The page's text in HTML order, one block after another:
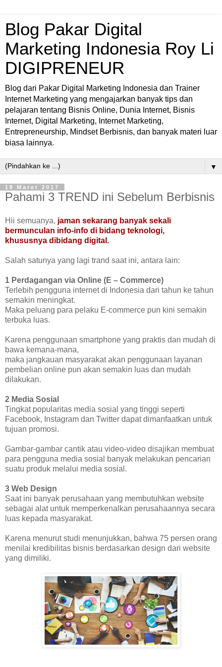
Blog Pakar Digital
Marketing Indonesia Roy Li
DIGIPRENEUR
Blog dari Pakar Digital Marketing Indonesia dan Trainer
Internet Marketing yang mengajarkan banyak tips dan
pelajaran tentang Bisnis Online, Dunia Internet, Bisnis
Internet, Digital Marketing, Internet Marketing,
Entrepreneurship, Mindset Berbisnis, dan banyak materi luar
biasa lainnya.
▼
18 Maret 2017
Pahami 3 TREND ini Sebelum Berbisnis
Hii semuanya, jaman sekarang banyak sekali
bermunculan info-info di bidang teknologi,
khususnya dibidang digital.
Salah satunya yang lagi trand saat ini, antara lain:
1 Perdagangan via Online (E – Commerce)
Terlebih pengguna internet di Indonesia dari tahun ke tahun
semakin meningkat.
Maka peluang para pelaku E-commerce pun kini semakin
terbuka luas.
Karena penggunaan smartphone yang praktis dan mudah di
bawa kemana-mana,
maka jangkauan masyarakat akan penggunaan layanan
pembelian online pun akan semakin luas dan mudah
dilakukan.
2 Media Sosial
Tingkat popularitas media sosial yang tinggi seperti
Facebook, Instagram dan Twitter dapat dimanfaatkan untuk
tujuan promosi.
Gambar-gambar cantik atau video-video disajikan membuat
para pengguna media sosial banyak melakukan pencarian
suatu produk melalui media sosial.
3 Web Design
Saat ini banyak perusahaan yang membutuhkan website
sebagai alat untuk memperkenalkan perusahaannya secara
luas kepada masyarakat.
Karena menurut studi menunjukkan, bahwa 75 persen orang
menilai kredibilitas bisnis berdasarkan design dari website
yang dimiliki.